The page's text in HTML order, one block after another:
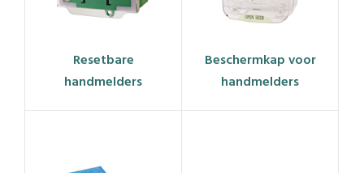
Resetbare
handmelders
Beschermkap voor
handmelders